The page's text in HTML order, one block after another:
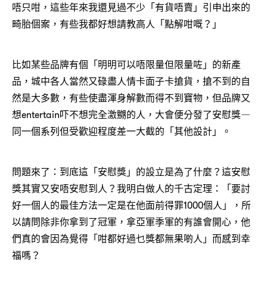
唔只咁，這些年來我還見過不少「有貨唔賣」引申出來的
畸胎個案，有些我都好想請教高人「點解咁嘅？」
比如某些品牌有個「明明可以唔限量但限量咗」的新產
品，城中各人當然又碌盡人情卡面子卡搶貨，搶不到的自
然是大多數，有些使盡渾身解數而得不到寶物，但品牌又
想entertain吓不想完全激嬲的人，大會便分發了安慰獎―
同一個系列但受歡迎程度差一大截的「其他設計」。
問題來了：到底這「安慰獎」的設立是為了什麼？這安慰
獎其實又安唔安慰到人？我明白做人的千古定理：「要討
好一個人的最佳方法一定是在他面前得罪1000個人」，所
以請問除非你拿到了冠軍，拿亞軍季軍的有誰會開心，他
們真的會因為覺得「咁都好過乜獎都無果啲人」而感到幸
福嗎？